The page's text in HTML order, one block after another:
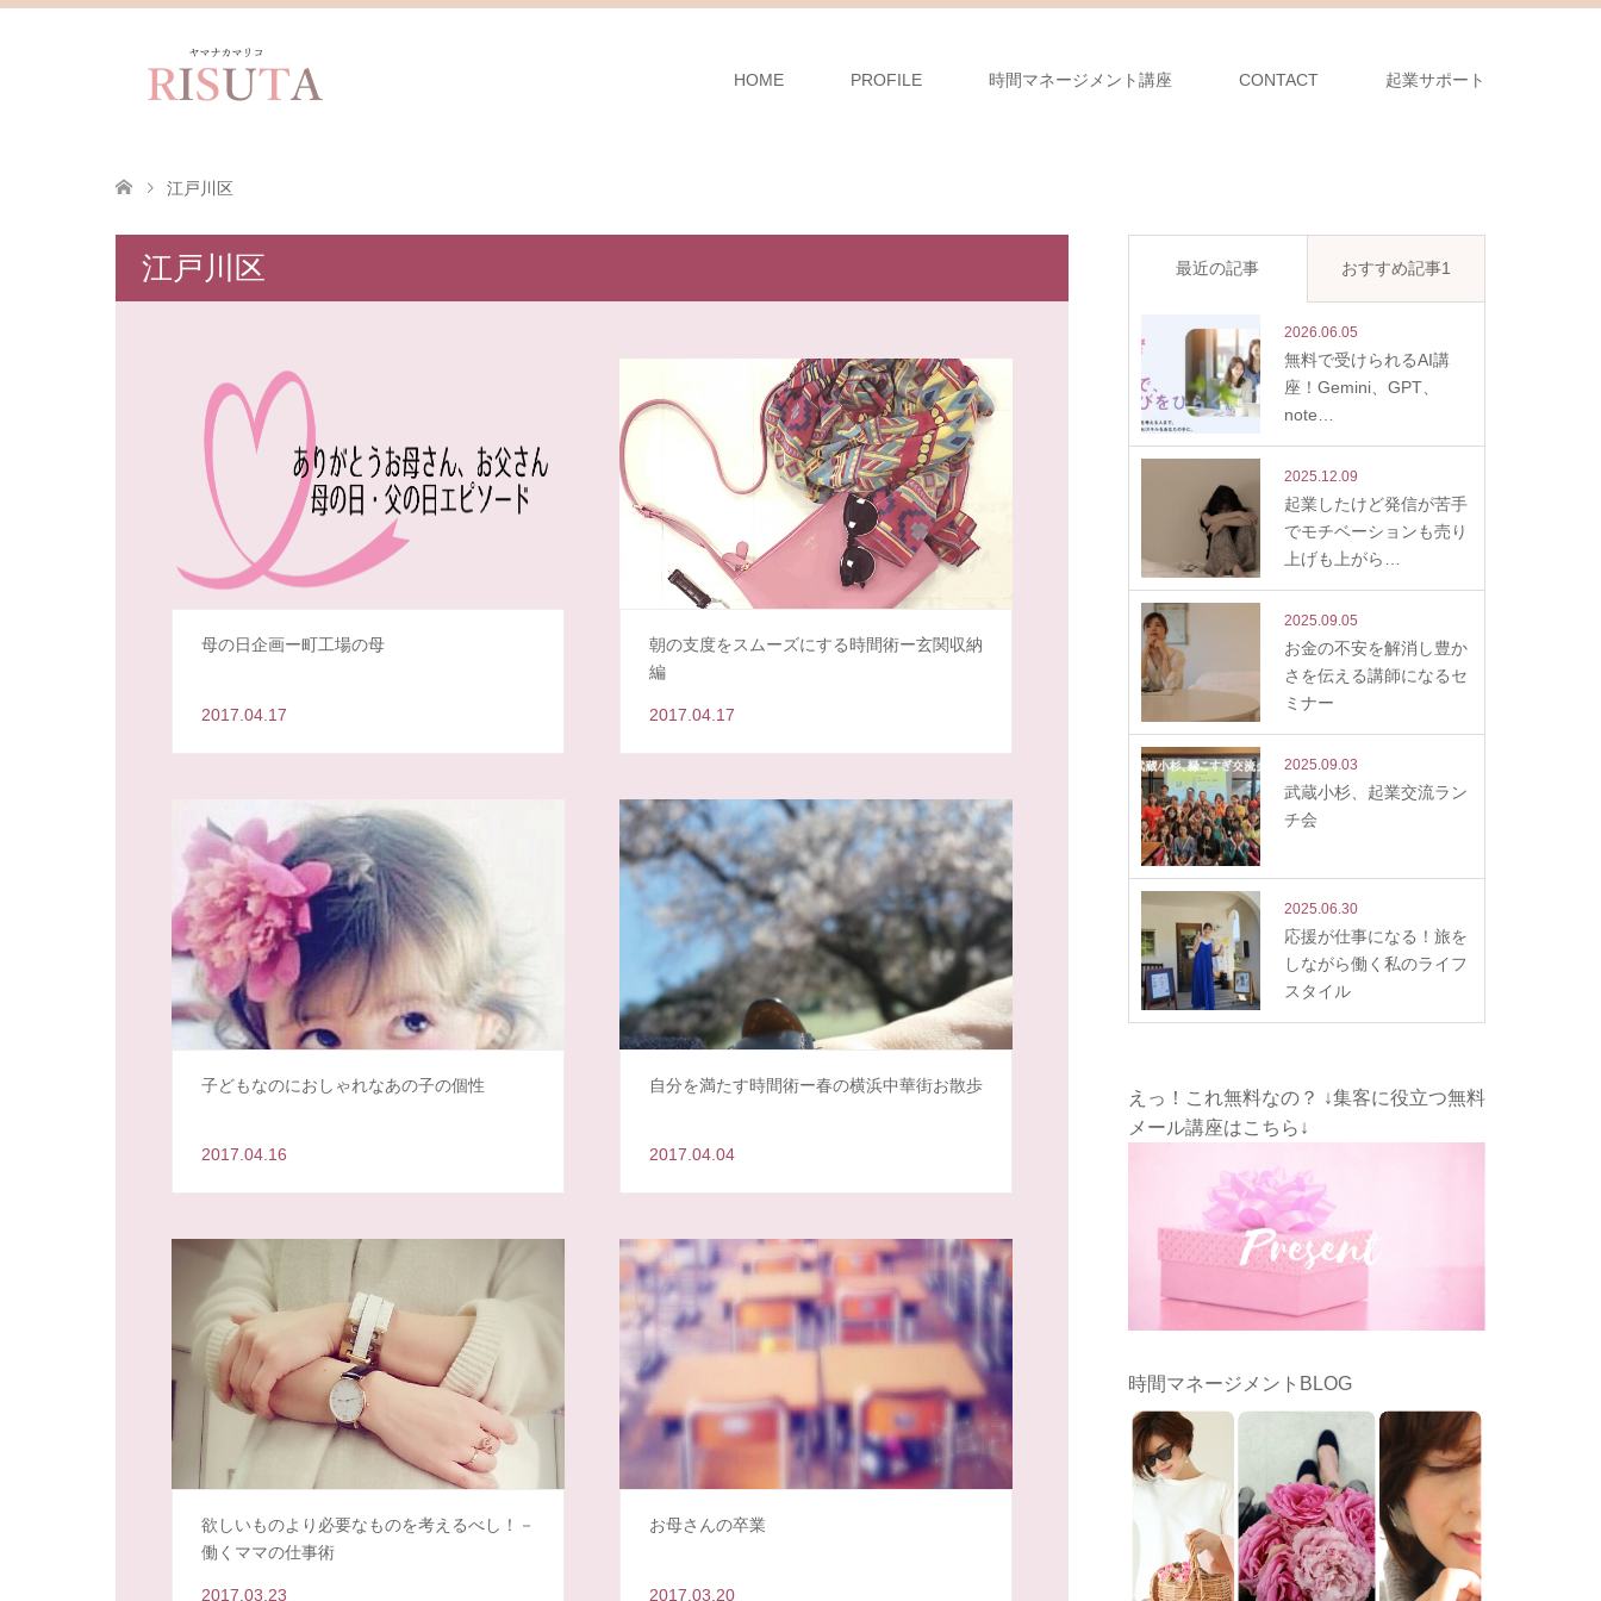
HOME PROFILE 時間マネージメント講座 CONTACT 起業サポート
江戸川区
江戸川区
母の日企画ー町工場の母
2017.04.17
朝の支度をスムーズにする時間術ー玄関収納
編
2017.04.17
子どもなのにおしゃれなあの子の個性
2017.04.16
自分を満たす時間術ー春の横浜中華街お散歩
2017.04.04
欲しいものより必要なものを考えるべし！－
働くママの仕事術
2017.03.23
お母さんの卒業
2017.03.20
最近の記事 おすすめ記事1
2026.06.05
無料で受けられるAI講
座！Gemini、GPT、
note…
2025.12.09
起業したけど発信が苦手
でモチベーションも売り
上げも上がら…
2025.09.05
お金の不安を解消し豊か
さを伝える講師になるセ
ミナー
2025.09.03
武蔵小杉、起業交流ラン
チ会
2025.06.30
応援が仕事になる！旅を
しながら働く私のライフ
スタイル
えっ！これ無料なの？ ↓集客に役立つ無料
メール講座はこちら↓
時間マネージメントBLOG